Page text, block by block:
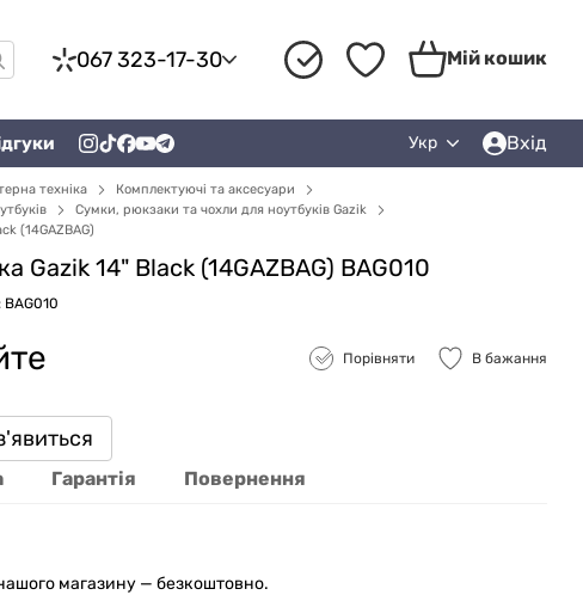
067 323-17-30 Мій кошик
Укр Вхід
техніка
Комплектуючі та аксесуари
Сумки, рюкзаки та чохли для ноутбуків Gazik
(14GAZBAG)
Gazik 14" Black (14GAZBAG) BAG010
BAG010
Порівняти В бажання
Гарантія Повернення
магазину — безкоштовно.